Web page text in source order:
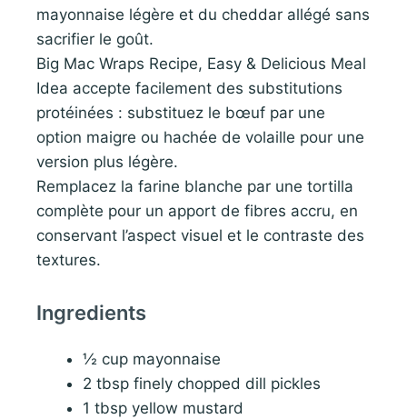
mayonnaise légère et du cheddar allégé sans
sacrifier le goût.
Big Mac Wraps Recipe, Easy & Delicious Meal
Idea accepte facilement des substitutions
protéinées : substituez le bœuf par une
option maigre ou hachée de volaille pour une
version plus légère.
Remplacez la farine blanche par une tortilla
complète pour un apport de fibres accru, en
conservant l’aspect visuel et le contraste des
textures.
Ingredients
½ cup mayonnaise
2 tbsp finely chopped dill pickles
1 tbsp yellow mustard